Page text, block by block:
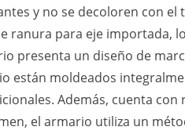
y no se decoloren con
ranura para eje importada,
presenta un diseño de
están moldeados
Además, cuenta
el armario utiliza un